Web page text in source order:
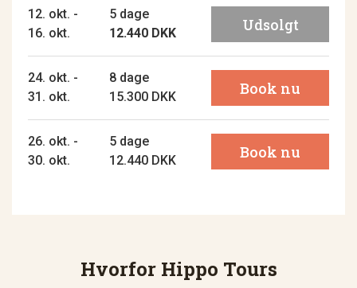
12. okt. -
16. okt.
5 dage
12.440 DKK
Udsolgt
24. okt. -
31. okt.
8 dage
15.300 DKK
Book nu
26. okt. -
30. okt.
5 dage
12.440 DKK
Book nu
Hvorfor Hippo Tours